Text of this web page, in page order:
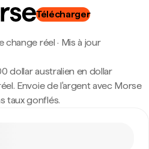
Télécharger
change réel · Mis à jour
dollar australien en dollar
Envoie de l'argent avec Morse
taux gonflés.